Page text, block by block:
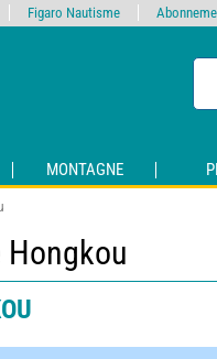
MONTAGNE
Figaro Nautisme